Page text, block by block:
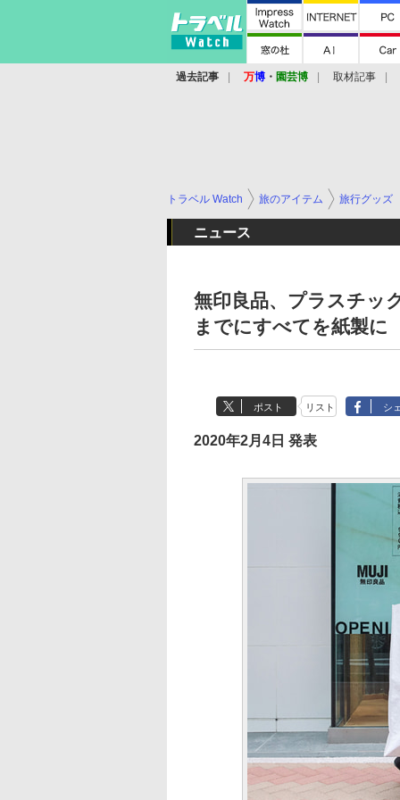
過去記事 万博 ・ 園芸博 取材記事
トラベル Watch 旅のアイテム 旅行グッズ
ニュース
無印良品、プラスチッ
までにすべてを紙製に
ポスト リスト シ
2020年2月4日 発表